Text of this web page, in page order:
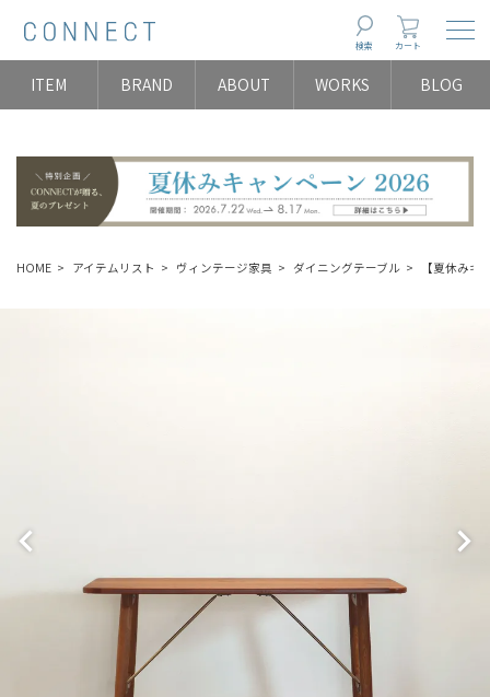
検索 カート
ITEM BRAND ABOUT WORKS BLOG
HOME アイテムリスト ヴィンテージ家具 ダイニングテーブル 【夏休み